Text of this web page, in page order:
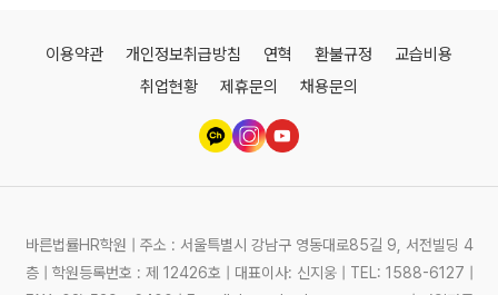
이용약관 개인정보취급방침 연혁 환불규정
교습비용
취업현황
제휴문의 채용문의
바른법률HR학원 | 주소 : 서울특별시 강남구 영동대로85길 9, 서전빌딩 4
층 | 학원등록번호 : 제 12426호 | 대표이사: 신지웅 | TEL: 1588-6127 |